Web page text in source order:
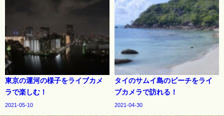
東京の運河の様子をライブカメ
ラで楽しむ！
2021-05-10
タイのサムイ島のビーチをライ
ブカメラで訪れる！
2021-04-30